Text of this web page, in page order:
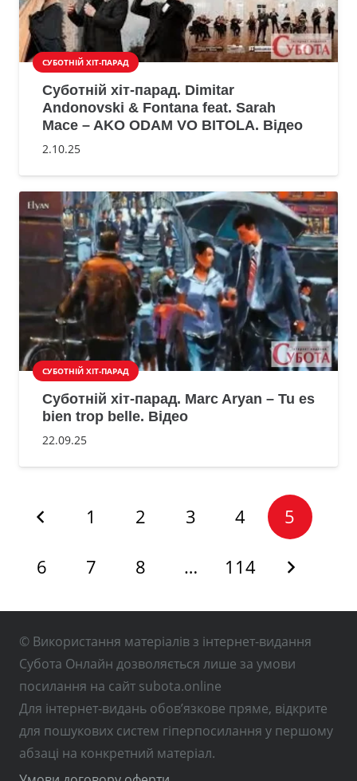
СУБОТНІЙ ХІТ-ПАРАД
Суботній хіт-парад. Dimitar
Andonovski & Fontana feat. Sarah
Mace – AKO ODAM VO BITOLA. Відео
2.10.25
СУБОТНІЙ ХІТ-ПАРАД
Суботній хіт-парад. Marc Aryan – Tu es
bien trop belle. Відео
22.09.25
1 2 3 4 5
6 7 8 … 114
© Використання матеріалів з інтернет-видання
Субота Онлайн дозволяється лише за умови
посилання на сайт subota.online
Для інтернет-видань обов’язкове пряме, відкрите
для пошукових систем гіперпосилання у першому
абзаці на конкретний матеріал.